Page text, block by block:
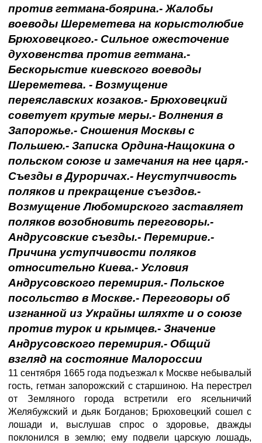
против гетмана-боярина.- Жалобы
воеводы Шереметева на корыстолюбие
Брюховецкого.- Сильное ожесточение
духовенства против гетмана.-
Бескорыстие киевского воеводы
Шереметева. - Возмущение
переяславских козаков.- Брюховецкий
советует крутые меры.- Волнения в
Запорожье.- Сношения Москвы с
Польшею.- Записка Ордина-Нащокина о
польском союзе и замечания на нее царя.-
Съезды в Дуроричах.- Неуступчивость
поляков и прекращение съездов.-
Возмущение Любомирского заставляет
поляков возобновить переговоры.-
Андрусовские съезды.- Перемирие.-
Причина уступчивости поляков
относительно Киева.- Условия
Андрусовского перемирия.- Польское
посольство в Москве.- Переговоры об
изгнанной из Украйны шляхте и о союзе
против турок и крымцев.- Значение
Андрусовского перемирия.- Общий
взгляд на состояние Малороссии
11 сентября 1665 года подъезжал к Москве небывалый
гость, гетман запорожский с старшиною. На перестрел
от Земляного города встретили его ясельничий
Желябужский и дьяк Богданов; Брюховецкий сошел с
лошади и, выслушав спрос о здоровье, дважды
поклонился в землю; ему подвели царскую лошадь,